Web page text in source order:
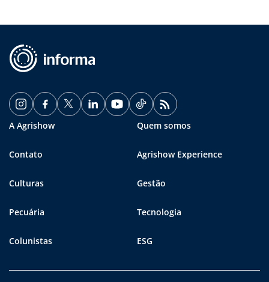
A Agrishow Quem somos
Contato Agrishow Experience
Culturas Gestão
Pecuária Tecnologia
Colunistas ESG